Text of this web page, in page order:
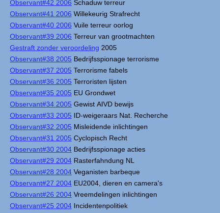
Observant#42 2006 Schaduw terreur
Observant#41 2006 Willekeurig Strafrecht
Observant#40 2006 Vuile terreur oorlog
Observant#39 2006 Terreur van grootmachten
Gestraft zonder veroordeling 2005
Observant#38 2005 Bedrijfsspionage terrorisme
Observant#37 2005 Terrorisme fabels
Observant#36 2005 Terroristen lijsten
Observant#35 2005 EU Grondwet
Observant#34 2005 Gewist AIVD bewijs
Observant#33 2005 ID-weigeraars Nat. Recherche
Observant#32 2005 Misleidende inlichtingen
Observant#31 2005 Cyclopisch Recht
Observant#30 2004 Bedrijfsspionage acties
Observant#29 2004 Rasterfahndung NL
Observant#28 2004 Veganisten barbeque
Observant#27 2004 EU2004, dieren en camera's
Observant#26 2004 Vreemdelingen inlichtingen
Observant#25 2004 Incidentenpolitiek